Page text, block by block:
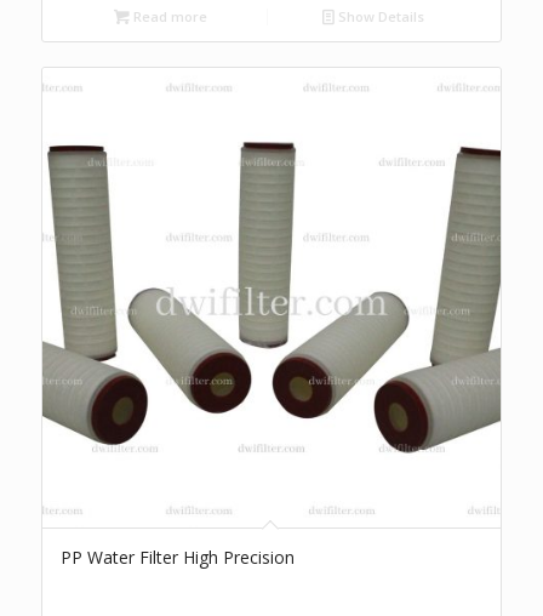
Read more Show Details
PP Water Filter High Precision